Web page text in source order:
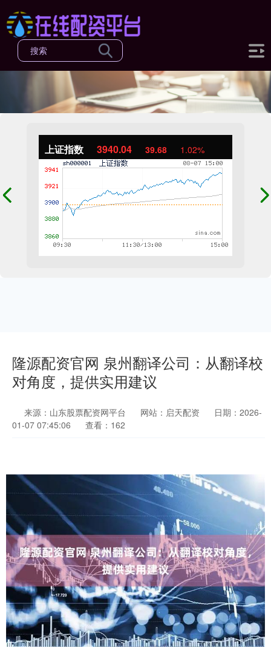
上证指数 3940.04 39.68 1.02%
隆源配资官网 泉州翻译公司：从翻译校
对角度，提供实用建议
来源：山东股票配资网平台 网站：启天配资
日期：2026-
01-07 07:45:06
查看：162